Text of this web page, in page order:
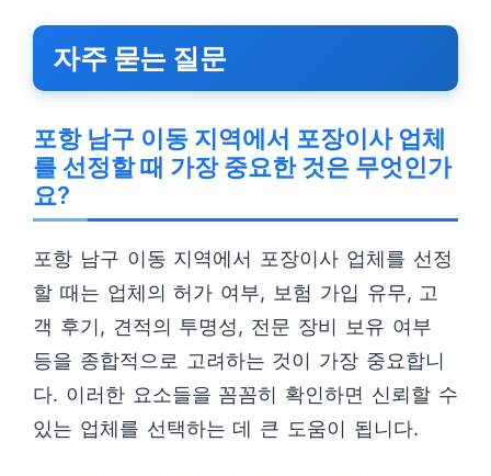
자주 묻는 질문
포항 남구 이동 지역에서 포장이사 업체
를 선정할 때 가장 중요한 것은 무엇인가
요?
포항 남구 이동 지역에서 포장이사 업체를 선정
할 때는 업체의 허가 여부, 보험 가입 유무, 고
객 후기, 견적의 투명성, 전문 장비 보유 여부
등을 종합적으로 고려하는 것이 가장 중요합니
다. 이러한 요소들을 꼼꼼히 확인하면 신뢰할 수
있는 업체를 선택하는 데 큰 도움이 됩니다.